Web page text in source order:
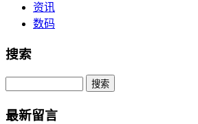
资讯
数码
搜索
Search
最新留言